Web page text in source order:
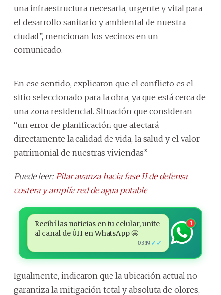
una infraestructura necesaria, urgente y vital para
el desarrollo sanitario y ambiental de nuestra
ciudad”, mencionan los vecinos en un
comunicado.
En ese sentido, explicaron que el conflicto es el
sitio seleccionado para la obra, ya que está cerca de
una zona residencial. Situación que consideran
“un error de planificación que afectará
directamente la calidad de vida, la salud y el valor
patrimonial de nuestras viviendas”.
Puede leer: Pilar avanza hacia fase II de defensa
costera y amplía red de agua potable
Recibí las noticias en tu celular, unite
al canal de ÚH en WhatsApp 🤩
03:19 ✓✓
1
Igualmente, indicaron que la ubicación actual no
garantiza la mitigación total y absoluta de olores,